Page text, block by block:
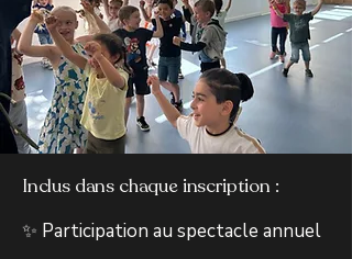
Inclus dans chaque inscription :
✨ Participation au spectacle annuel